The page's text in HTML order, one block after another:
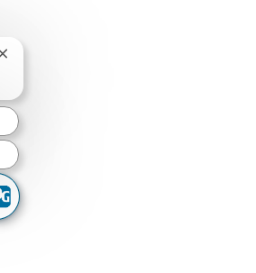
Chatbotmelding sluiten